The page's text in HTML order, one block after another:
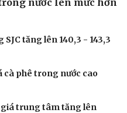
tăng lên 140,3 - 143,3
cà phê trong nước cao
giá trung tâm tăng lên